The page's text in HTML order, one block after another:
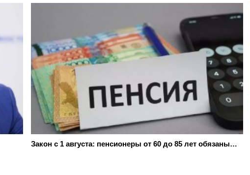
Закон с 1 августа: пенсионеры от 60 до 85 лет обязаны…